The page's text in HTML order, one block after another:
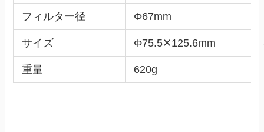
フィルター径 Φ67mm
サイズ Φ75.5✕125.6mm
重量 620g